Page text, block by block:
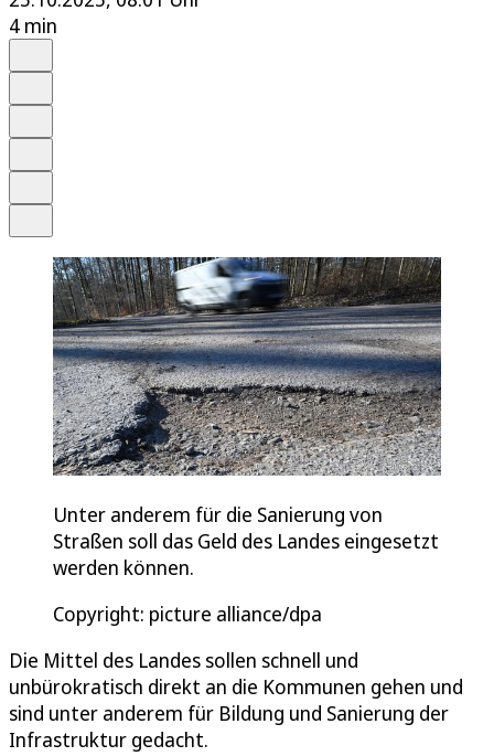
4 min
Unter anderem für die Sanierung von
Straßen soll das Geld des Landes eingesetzt
werden können.
Copyright: picture alliance/dpa
Die Mittel des Landes sollen schnell und
unbürokratisch direkt an die Kommunen gehen und
sind unter anderem für Bildung und Sanierung der
Infrastruktur gedacht.